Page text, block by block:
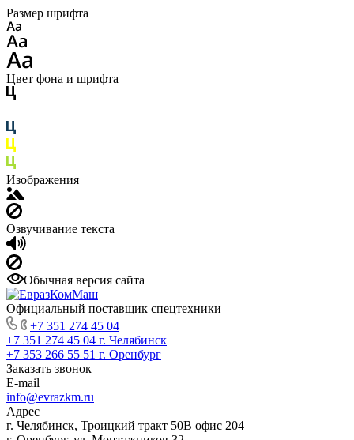
Размер шрифта
Цвет фона и шрифта
Изображения
Озвучивание текста
Обычная версия сайта
Официальный поставщик спецтехники
+7 351 274 45 04
+7 351 274 45 04 г. Челябинск
+7 353 266 55 51 г. Оренбург
Заказать звонок
E-mail
info@evrazkm.ru
Адрес
г. Челябинск, Троицкий тракт 50В офис 204